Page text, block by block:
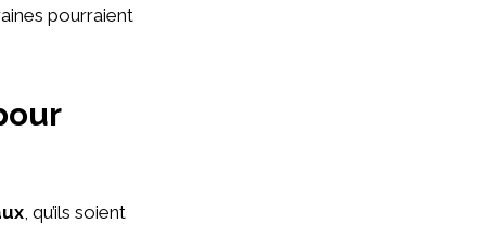
pourraient
, qu’ils soient